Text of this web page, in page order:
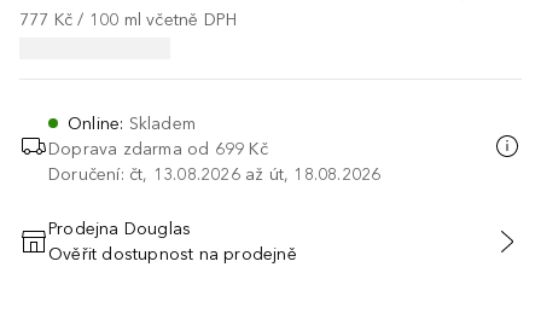
777 Kč / 100 ml včetně DPH
Online: Skladem
Doprava zdarma od 699 Kč
Doručení: čt, 13.08.2026 až út, 18.08.2026
PŘIDAT DO KOŠÍKU
Prodejna Douglas
Ověřit dostupnost na prodejně